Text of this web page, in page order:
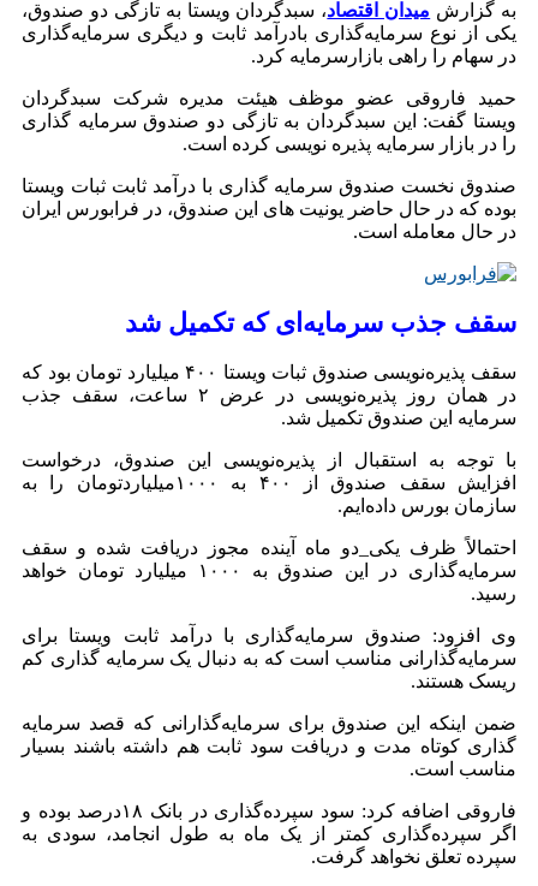
به گزارش میدان اقتصاد، سبدگردان ویستا به تازگی دو صندوق،
یکی از نوع سرمایه‌گذاری بادرآمد ثابت و دیگری سرمایه‌گذاری
در سهام را راهی بازارسرمایه کرد.
حمید فاروقی عضو موظف هیئت مدیره شرکت سبدگردان
ویستا گفت: این سبدگردان به تازگی دو صندوق سرمایه گذاری
را در بازار سرمایه پذیره نویسی کرده است.
صندوق نخست صندوق سرمایه گذاری با درآمد ثابت ثبات ویستا
بوده که در حال حاضر یونیت های این صندوق، در فرابورس ایران
در حال معامله است.
سقف جذب سرمایه‌ای که تکمیل شد
سقف پذیره‌نویسی صندوق ثبات ویستا ۴۰۰ میلیارد تومان بود که
در همان روز پذیره‌نویسی در عرض ۲ ساعت، سقف جذب
سرمایه این صندوق تکمیل شد.
با توجه به استقبال از پذیره‌نویسی این صندوق، درخواست
افزایش سقف صندوق از ۴۰۰ به ۱۰۰۰میلیاردتومان را به
سازمان بورس داده‌ایم.
احتمالاً ظرف یکی_دو ماه آینده مجوز دریافت شده و سقف
سرمایه‌گذاری در این صندوق به ۱۰۰۰ میلیارد تومان خواهد
رسید.
وی افزود: صندوق سرمایه‌گذاری با درآمد ثابت ویستا برای
سرمایه‌گذارانی مناسب است که به دنبال یک سرمایه گذاری کم
ریسک هستند.
ضمن اینکه این صندوق برای سرمایه‌گذارانی که قصد سرمایه
گذاری کوتاه مدت و دریافت سود ثابت هم داشته باشند بسیار
مناسب است.
فاروقی اضافه کرد: سود سپرده‌گذاری در بانک ۱۸درصد بوده و
اگر سپرده‌گذاری کمتر از یک ماه به طول انجامد، سودی به
سپرده تعلق نخواهد گرفت.